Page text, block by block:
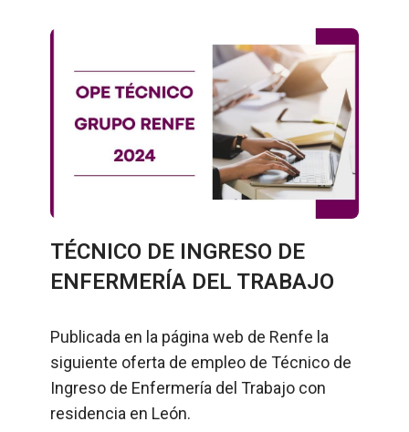
TÉCNICO DE INGRESO DE
ENFERMERÍA DEL TRABAJO
Publicada en la página web de Renfe la
siguiente oferta de empleo de Técnico de
Ingreso de Enfermería del Trabajo con
residencia en León.